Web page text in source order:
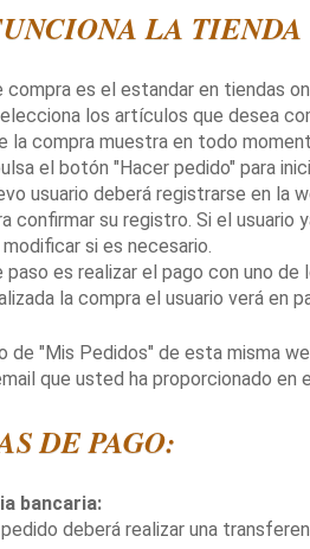
LA TIENDA
compra es el estandar en tiendas
los artículos que desea
la compra muestra en todo
el botón "Hacer pedido" para
usuario deberá registrarse en
confirmar su registro. Si el usuario
si es necesario.
paso es realizar el pago con uno
la compra el usuario verá en
de "Mis Pedidos" de esta misma
que usted ha proporcionado en
DE PAGO:
bancaria:
deberá realizar una